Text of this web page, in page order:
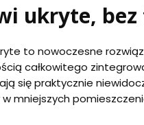
ukryte,
to nowoczesne
całkowitego
się praktycznie
mniejszych